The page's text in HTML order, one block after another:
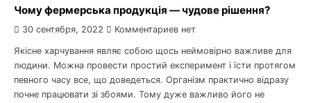
Чому фермерська продукція — чудове рішення?
30 сентября, 2022 Комментариев нет
Якісне харчування являє собою щось неймовірно важливе для
людини. Можна провести простий експеримент і їсти протягом
певного часу все, що доведеться. Організм практично відразу
почне працювати зі збоями. Тому дуже важливо його не